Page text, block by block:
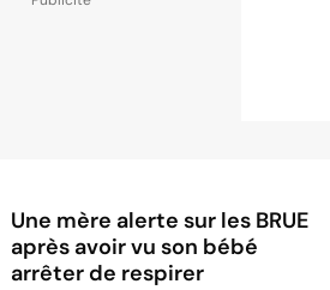
Une mère alerte sur les BRUE
après avoir vu son bébé
arrêter de respirer